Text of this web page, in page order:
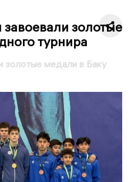
золотые
турнира
золотые медали в Баку